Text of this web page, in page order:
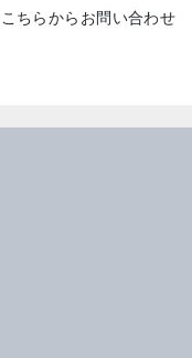
ちらからお問い合わせ